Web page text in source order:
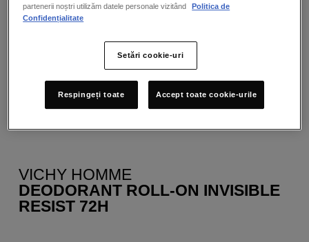
VICHY HOMME
DEODORANT ROLL-ON INVISIBLE
RESIST 72H
partenerii noștri utilizăm datele personale vizitând
Politica de
Confidențialitate
Setări cookie-uri
Respingeți toate Accept toate cookie-urile